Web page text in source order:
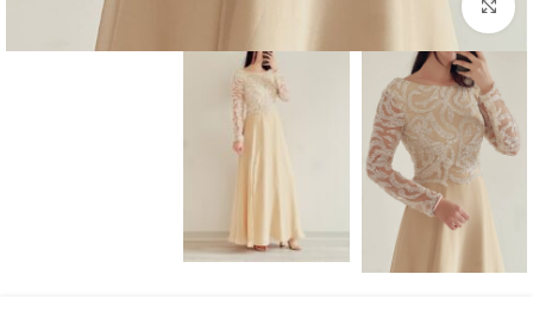
بزرگنمایی تصویر